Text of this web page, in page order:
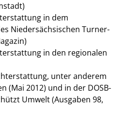
in dem
Niedersächsischen Turner-
in den regionalen
unter anderem
(Mai 2012) und in der DOSB-
Umwelt (Ausgaben 98,